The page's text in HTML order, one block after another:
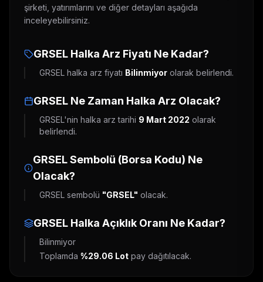
şirketi, yatırımlarını ve diğer detayları aşağıda
inceleyebilirsiniz.
GRSEL Halka Arz Fiyatı Ne Kadar?
GRSEL halka arz fiyatı Bilinmiyor olarak belirlendi.
GRSEL Ne Zaman Halka Arz Olacak?
GRSEL'nin halka arz tarihi 9 Mart 2022 olarak
belirlendi.
GRSELSembolü (Borsa Kodu) Ne
Olacak?
GRSEL sembolü "GRSEL" olacak.
GRSEL Halka Açıklık Oranı Ne Kadar?
Bilinmiyor
Toplamda %29.06 Lot pay dağıtılacak.